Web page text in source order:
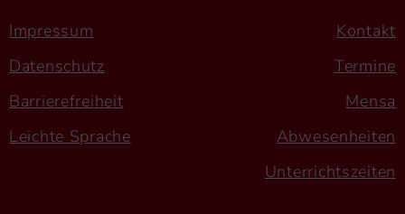
Impressum
Datenschutz
Barrierefreiheit
Leichte Sprache
Kontakt
Termine
Mensa
Abwesenheiten
Unterrichtszeiten